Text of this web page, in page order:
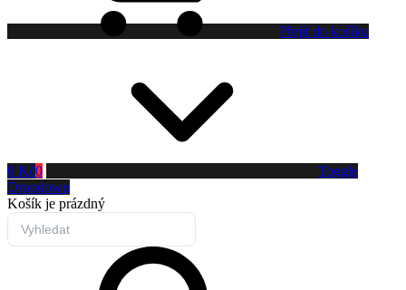
Přejít do košíku
0 Kč0
Toggle
Dropdown
Košík je prázdný